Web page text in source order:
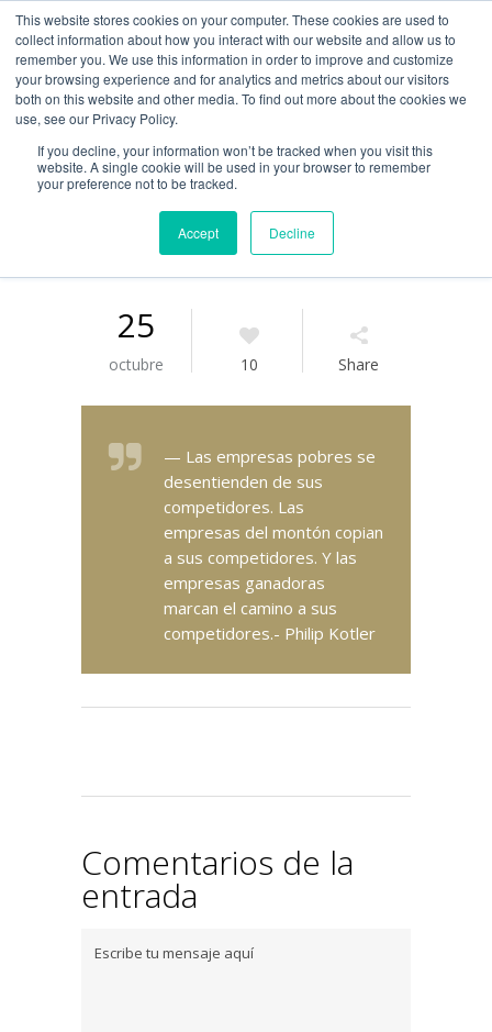
This website stores cookies on your computer. These cookies are used to
collect information about how you interact with our website and allow us to
remember you. We use this information in order to improve and customize
your browsing experience and for analytics and metrics about our visitors
both on this website and other media. To find out more about the cookies we
use, see our Privacy Policy.
If you decline, your information won’t be tracked when you visit this
website. A single cookie will be used in your browser to remember
your preference not to be tracked.
Accept Decline
Guía de uso
Acceso / Registro
25
octubre 10 Share
— Las empresas pobres se
desentienden de sus
competidores. Las
empresas del montón copian
a sus competidores. Y las
empresas ganadoras
marcan el camino a sus
competidores.- Philip Kotler
Comentarios de la
entrada